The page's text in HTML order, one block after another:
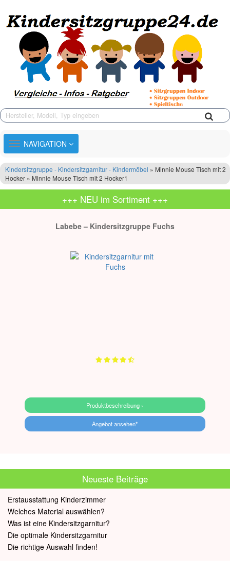
TOGGLE
NAVIGATION
NAVIGATION
Kindersitzgruppe - Kindersitzgarnitur - Kindermöbel » Minnie Mouse Tisch mit 2
Hocker » Minnie Mouse Tisch mit 2 Hocker1
+++ NEU im Sortiment +++
Labebe – Kindersitzgruppe Fuchs
Produktbeschreibung ›
Angebot ansehen*
Neueste Beiträge
Erstausstattung Kinderzimmer
Welches Material auswählen?
Was ist eine Kindersitzgarnitur?
Die optimale Kindersitzgarnitur
Die richtige Auswahl finden!